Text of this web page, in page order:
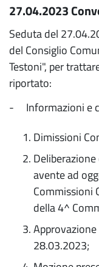
27.04.2023
Seduta del
del Consiglio
Testoni", per
riportato:
- Informazioni e
Dimissioni
avente ad
Commissioni
della 4^
28.03.2023;